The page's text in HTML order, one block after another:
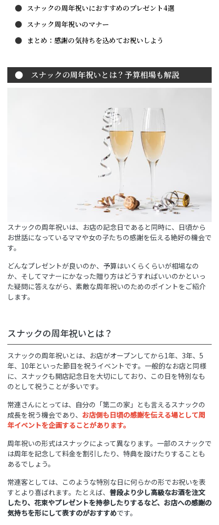
スナックの周年祝いにおすすめのプレゼント4選
スナック周年祝いのマナー
まとめ：感謝の気持ちを込めてお祝いしよう
スナックの周年祝いとは？予算相場も解説
スナックの周年祝いは、お店の記念日であると同時に、日頃から
お世話になっているママや女の子たちの感謝を伝える絶好の機会で
す。
どんなプレゼントが良いのか、予算はいくらくらいが相場なの
か、そしてマナーにかなった贈り方はどうすればいいのかといっ
た疑問に答えながら、素敵な周年祝いのためのポイントをご紹介
します。
スナックの周年祝いとは？
スナックの周年祝いとは、お店がオープンしてから1年、3年、5
年、10年といった節目を祝うイベントです。一般的なお店と同様
に、スナックも開店記念日を大切にしており、この日を特別なも
のとして祝うことが多いです。
常連さんにとっては、自分の「第二の家」とも言えるスナックの
成長を祝う機会であり、 お店側も日頃の感謝を伝える場として周
年イベントを企画することがあります。
周年祝いの形式はスナックによって異なります。一部のスナックで
は周年を記念して料金を割引したり、特典を設けたりすることも
あるでしょう。
常連客としては、このような特別な日に何らかの形でお祝いを表
すとより喜ばれます。たとえば、 普段より少し高級なお酒を注文
したり、花束やプレゼントを持参したりするなど、お店への感謝の
気持ちを形にして表すのがおすすめです。